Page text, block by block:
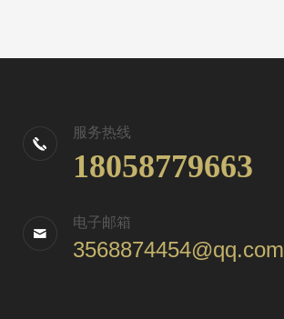
服务热线
18058779663
电子邮箱
3568874454@qq.com